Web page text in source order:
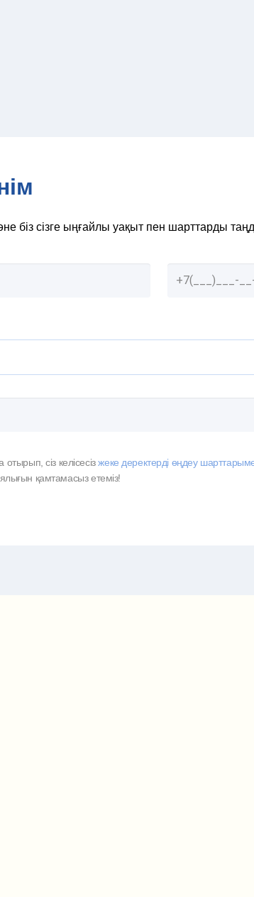
біз сізге ыңғайлы уақыт пен шарттарды
сіз келісесізжеке деректерді өңдеу
қамтамасыз етеміз!